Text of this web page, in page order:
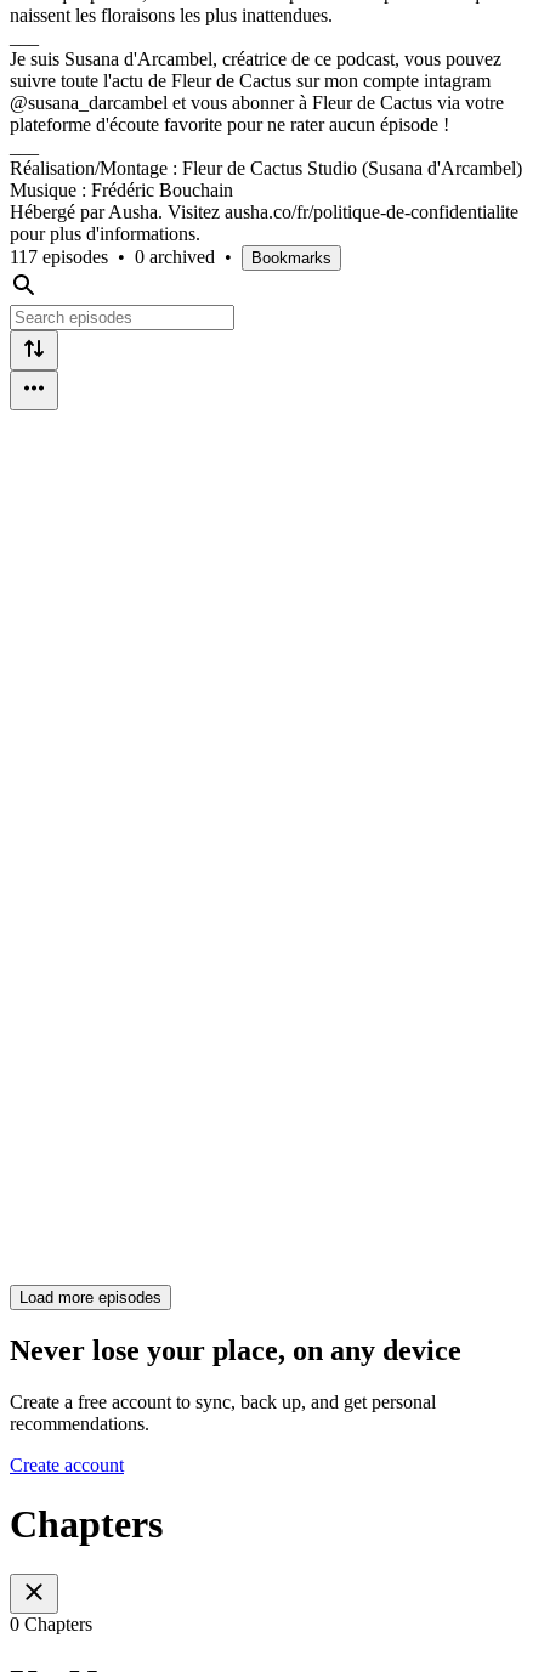
naissent les floraisons les plus inattendues.
Je suis Susana d'Arcambel, créatrice de ce podcast, vous pouvez
suivre toute l'actu de Fleur de Cactus sur mon compte intagram
@susana_darcambel et vous abonner à Fleur de Cactus via votre
plateforme d'écoute favorite pour ne rater aucun épisode !
Réalisation/Montage : Fleur de Cactus Studio (Susana d'Arcambel)
Musique : Frédéric Bouchain
Hébergé par Ausha. Visitez ausha.co/fr/politique-de-confidentialite
pour plus d'informations.
117 episodes • 0 archived • Bookmarks
Load more episodes
Never lose your place, on any device
Create a free account to sync, back up, and get personal
recommendations.
Create account
Chapters
0 Chapters